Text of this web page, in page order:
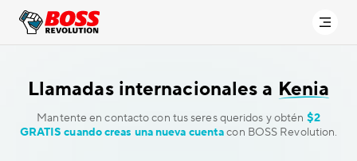
Llamadas internacionales a Kenia
Mantente en contacto con tus seres queridos y obtén $2
GRATIS cuando creas una nueva cuentacon BOSS Revolution.